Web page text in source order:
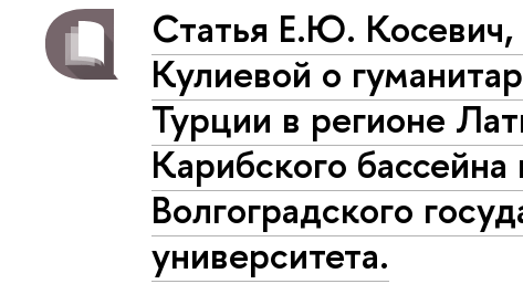
Статья Е.Ю.
Кулиевой о
Турции в регионе
Карибского
Волгоградского
университета.